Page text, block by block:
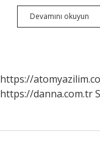
Devamını okuyun
https://
https://danna.com.tr